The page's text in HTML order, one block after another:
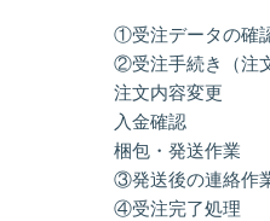
①受注データの確
②受注手続き（注
注文内容変更
入金確認
梱包・発送作業
③発送後の連絡作
④受注完了処理